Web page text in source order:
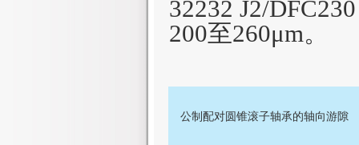
32232J2/DFC230
200至260μm。
公制配对圆锥滚子轴承的轴向游隙